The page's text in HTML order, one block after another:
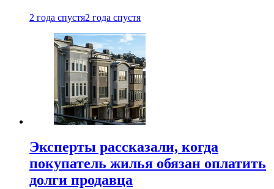
2 года спустя2 года спустя
Эксперты рассказали, когда
покупатель жилья обязан оплатить
долги продавца